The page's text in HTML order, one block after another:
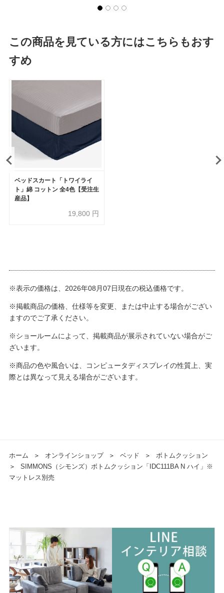
この商品を見ている方にはこちらもおす
すめ
ベッドスカート「トワイライ
ト」綿 コットン 全4色【受注生
産品】
19,800 円
※表示の価格は、2026年08月07日現在の税込価格です。
※掲載商品の価格、仕様等を変更、または中止する場合がござい
ますのでご了承ください。
※ショールームによって、掲載商品が展示されていない場合がご
ざいます。
※商品の色や風合いは、コンピュータディスプレイの性質上、実
際とは異なって見える場合がございます。
ホーム ＞ オンラインショップ ＞ ベッド ＞
ボトムクッション
＞
SIMMONS（シモンズ）ボトムクッション「IDC111BA N ハイ」※
マットレス別売